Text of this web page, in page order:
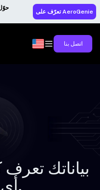
تعرّف على AeroGenie
اتصل بنا
بياناتك
أي شيء.